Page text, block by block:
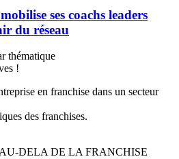
ses coachs leaders
du réseau
thématique
!
en franchise dans un secteur
des franchises.
DELA DE LA FRANCHISE